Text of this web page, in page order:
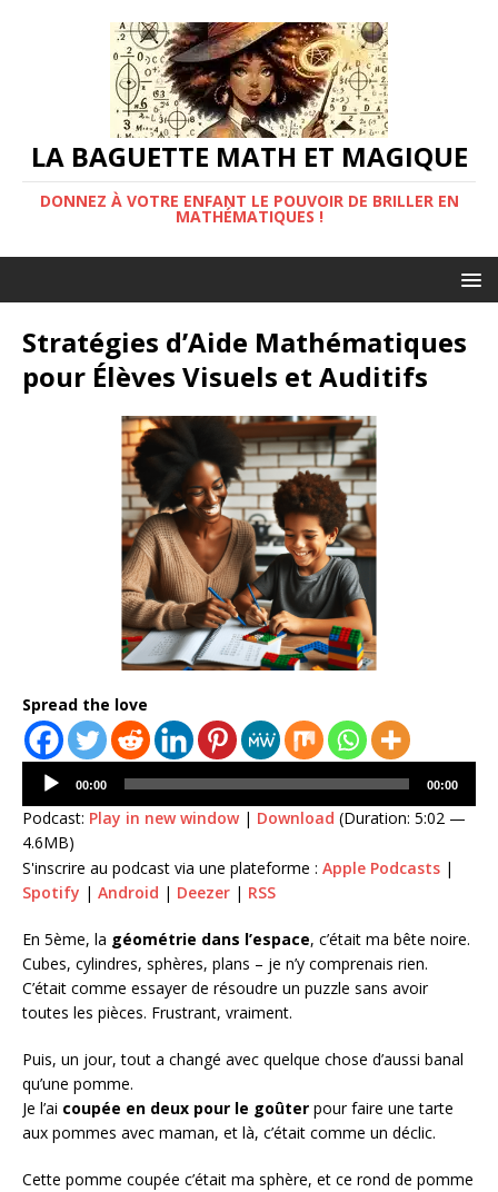
LA BAGUETTE MATH ET MAGIQUE
DONNEZ À VOTRE ENFANT LE POUVOIR DE BRILLER EN
MATHÉMATIQUES !
Stratégies d’Aide Mathématiques
pour Élèves Visuels et Auditifs
Spread the love
Lecteur
audio
00:00 00:00
Podcast: Play in new window| Download (Duration: 5:02 —
4.6MB)
S'inscrire au podcast via une plateforme : Apple Podcasts |
Spotify | Android | Deezer | RSS
En 5ème, la géométrie dans l’espace, c’était ma bête noire.
Cubes, cylindres, sphères, plans – je n’y comprenais rien.
C’était comme essayer de résoudre un puzzle sans avoir
toutes les pièces. Frustrant, vraiment.
Puis, un jour, tout a changé avec quelque chose d’aussi banal
qu’une pomme.
Je l’ai coupée en deux pour le goûter pour faire une tarte
aux pommes avec maman, et là, c’était comme un déclic.
Cette pomme coupée c’était ma sphère, et ce rond de pomme